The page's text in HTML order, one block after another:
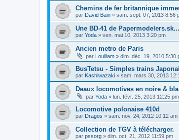
Chemins de fer britannique
par David Bain » sam. sept. 07, 2013 8:56
Une BD-41 de Papermodelers.sk...
par Yoda » ven. mai 10, 2013 3:20 pm
Ancien metro de Paris
par Louiliam » dim. déc. 19, 2010 5:30
BusTetsu - Simples trains
par Kashiwazaki » sam. mars 30, 2013
Deaux locomotives en noire &
par Yoda » lun. févr. 25, 2013 12:25 pm
Locomotive polonaise 410d
par Dragos » sam. nov. 24, 2012 10:12 am
Collection de TGV à télécharger.
par pssorg » dim. oct. 21, 2012 11:59 pm